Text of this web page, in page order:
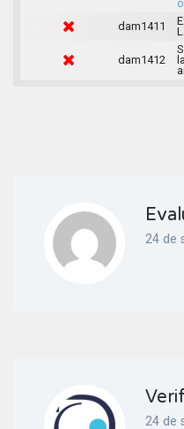
dam1411
dam1412
24 de
24 de